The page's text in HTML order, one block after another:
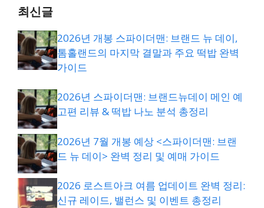
최신글
2026년 개봉 스파이더맨: 브랜드 뉴 데이,
톰홀랜드의 마지막 결말과 주요 떡밥 완벽
가이드
2026년 스파이더맨: 브랜드뉴데이 메인 예
고편 리뷰 & 떡밥 나노 분석 총정리
2026년 7월 개봉 예상 <스파이더맨: 브랜
드 뉴 데이> 완벽 정리 및 예매 가이드
2026 로스트아크 여름 업데이트 완벽 정리:
신규 레이드, 밸런스 및 이벤트 총정리